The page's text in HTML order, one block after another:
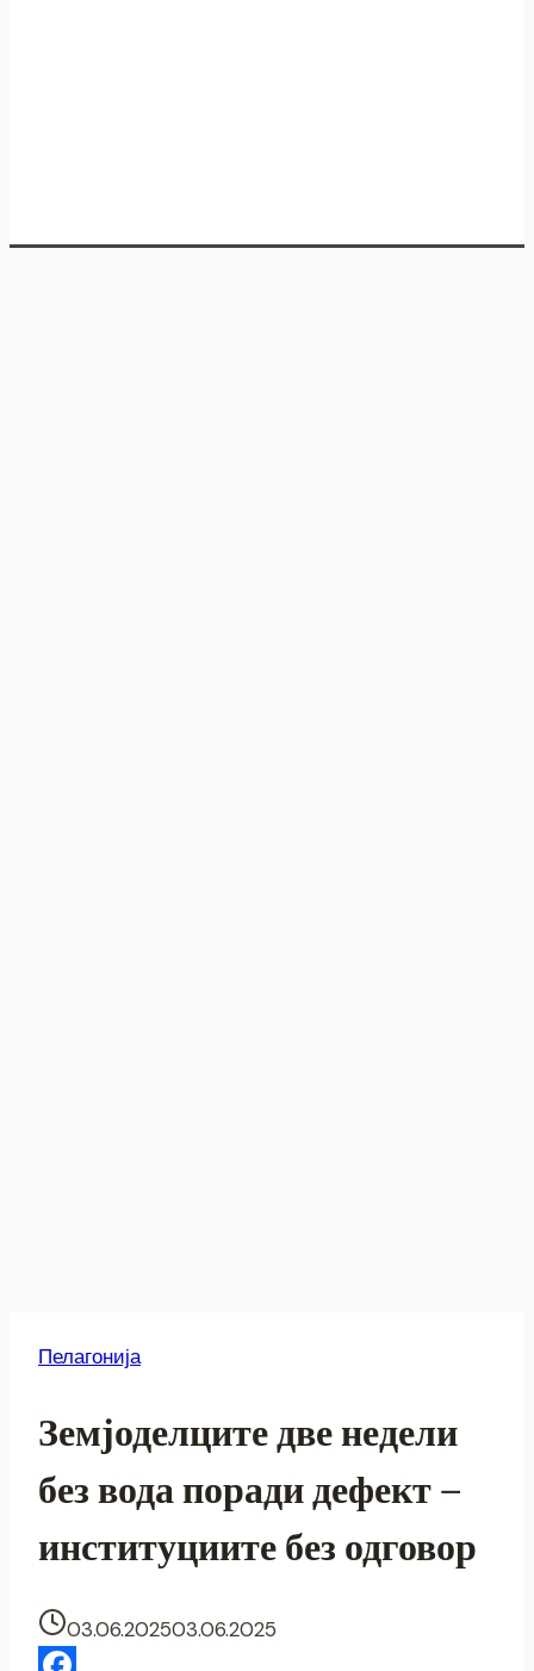
Пелагонија
Земјоделците две недели
без вода поради дефект –
институциите без одговор
03.06.202503.06.2025